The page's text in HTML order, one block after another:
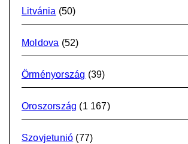
Litvánia (50)
Moldova (52)
Örményország (39)
Oroszország (1 167)
Szovjetunió (77)